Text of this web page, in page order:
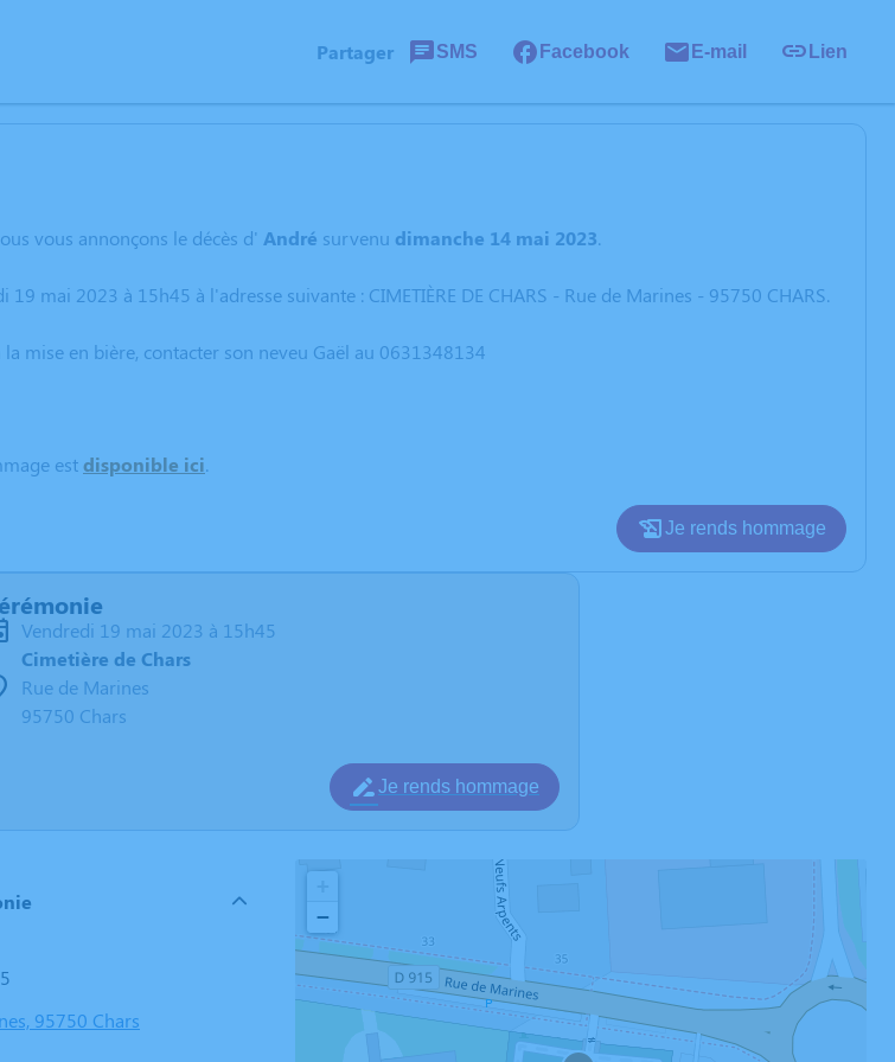
Partager SMS Facebook E-mail Lien
vous annonçons le décès d' André survenu dimanche 14 mai 2023.
mai 2023 à 15h45 à l'adresse suivante : CIMETIÈRE DE CHARS - Rue de Marines - 95750 CHARS.
mise en bière, contacter son neveu Gaël au 0631348134
estdisponible ici.
Je rends hommage
vendredi 19 mai 2023 à 15h45
Cimetière de Chars
Rue de Marines
95750 Chars
Je rends hommage
95750 Chars
−